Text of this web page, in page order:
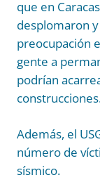
que en
desplomaron
preocupación
gente a
podrían
Además, el
número de
sísmico.